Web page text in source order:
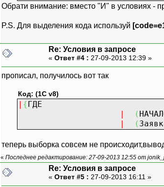
Обрати внимание: вместо "И" в условиях -
P.S. Для выделения кода используй
Re: Условия в запросе
« Ответ #4 : 27-09-2013 12:39 »
прописал, получилось вот так
Код: (1C v8)
| {ГДЕ
|
(
|
(
теперь выборка совсем не
« Последнее редактирование: 27-09-2013 12:55 от
Re: Условия в запросе
« Ответ #5 : 27-09-2013 16:11 »